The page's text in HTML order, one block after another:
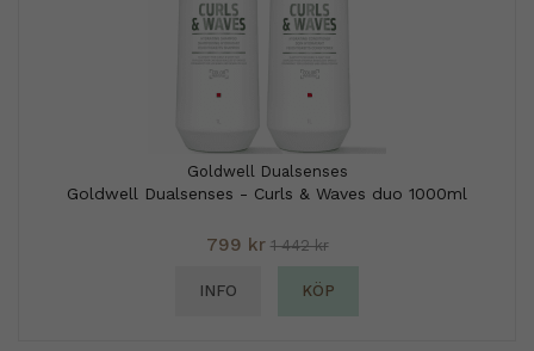
Goldwell Dualsenses
Goldwell Dualsenses - Curls & Waves duo 1000ml
799 kr 1 442 kr
INFO KÖP